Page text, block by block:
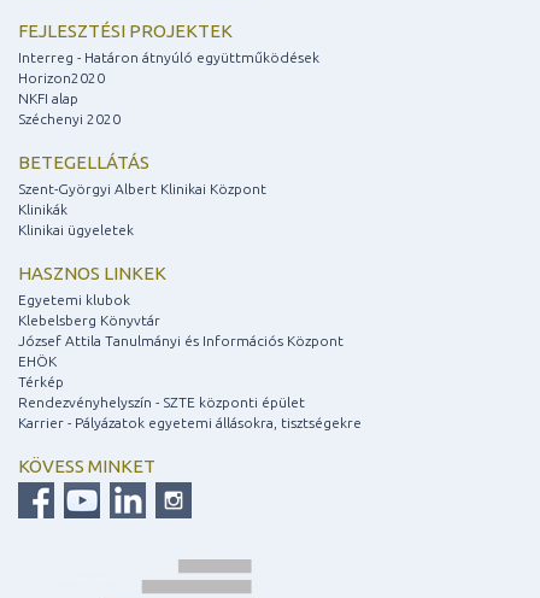
FEJLESZTÉSI PROJEKTEK
Interreg - Határon átnyúló együttműködések
Horizon2020
NKFI alap
Széchenyi 2020
BETEGELLÁTÁS
Szent-Györgyi Albert Klinikai Központ
Klinikák
Klinikai ügyeletek
HASZNOS LINKEK
Egyetemi klubok
Klebelsberg Könyvtár
József Attila Tanulmányi és Információs Központ
EHÖK
Térkép
Rendezvényhelyszín - SZTE központi épület
Karrier - Pályázatok egyetemi állásokra, tisztségekre
KÖVESS MINKET